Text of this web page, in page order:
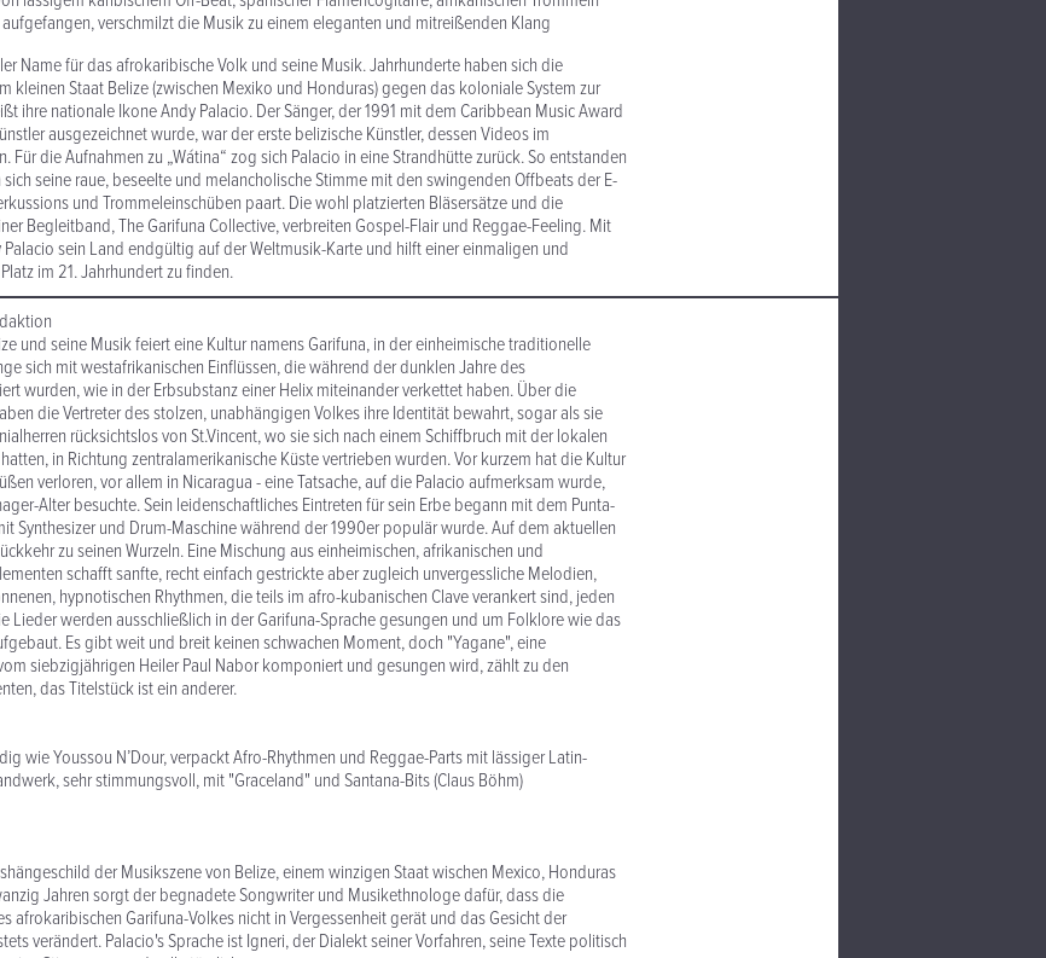
verschmilzt die Musik zu einem eleganten und mitreißenden Klang
Name für das afrokaribische Volk und seine Musik. Jahrhunderte haben sich die
kleinen Staat Belize (zwischen Mexiko und Honduras) gegen das koloniale System zur
ihre nationale Ikone Andy Palacio. Der Sänger, der 1991 mit dem Caribbean Music Award
ausgezeichnet wurde, war der erste belizische Künstler, dessen Videos im
Für die Aufnahmen zu „Wátina“ zog sich Palacio in eine Strandhütte zurück. So entstanden
seine raue, beseelte und melancholische Stimme mit den swingenden Offbeats der E-
und Trommeleinschüben paart. Die wohl platzierten Bläsersätze und die
Begleitband, The Garifuna Collective, verbreiten Gospel-Flair und Reggae-Feeling. Mit
Palacio sein Land endgültig auf der Weltmusik-Karte und hilft einer einmaligen und
im 21. Jahrhundert zu finden.
und seine Musik feiert eine Kultur namens Garifuna, in der einheimische traditionelle
sich mit westafrikanischen Einflüssen, die während der dunklen Jahre des
wurden, wie in der Erbsubstanz einer Helix miteinander verkettet haben. Über die
die Vertreter des stolzen, unabhängigen Volkes ihre Identität bewahrt, sogar als sie
rücksichtslos von St.Vincent, wo sie sich nach einem Schiffbruch mit der lokalen
in Richtung zentralamerikanische Küste vertrieben wurden. Vor kurzem hat die Kultur
verloren, vor allem in Nicaragua - eine Tatsache, auf die Palacio aufmerksam wurde,
Alter besuchte. Sein leidenschaftliches Eintreten für sein Erbe begann mit dem Punta-
Synthesizer und Drum-Maschine während der 1990er populär wurde. Auf dem aktuellen
zu seinen Wurzeln. Eine Mischung aus einheimischen, afrikanischen und
schafft sanfte, recht einfach gestrickte aber zugleich unvergessliche Melodien,
hypnotischen Rhythmen, die teils im afro-kubanischen Clave verankert sind, jeden
Lieder werden ausschließlich in der Garifuna-Sprache gesungen und um Folklore wie das
Es gibt weit und breit keinen schwachen Moment, doch "Yagane", eine
siebzigjährigen Heiler Paul Nabor komponiert und gesungen wird, zählt zu den
das Titelstück ist ein anderer.
wie Youssou N’Dour, verpackt Afro-Rhythmen und Reggae-Parts mit lässiger Latin-
sehr stimmungsvoll, mit "Graceland" und Santana-Bits (Claus Böhm)
der Musikszene von Belize, einem winzigen Staat wischen Mexico, Honduras
Jahren sorgt der begnadete Songwriter und Musikethnologe dafür, dass die
afrokaribischen Garifuna-Volkes nicht in Vergessenheit gerät und das Gesicht der
verändert. Palacio's Sprache ist Igneri, der Dialekt seiner Vorfahren, seine Texte politisch